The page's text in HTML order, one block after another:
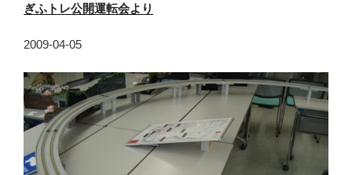
ぎふトレ公開運転会より
2009-04-05